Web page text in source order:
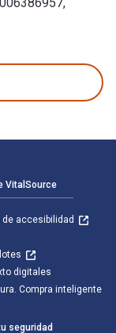
VitalSource
accesibilidad
digitales
Compra inteligente
seguridad